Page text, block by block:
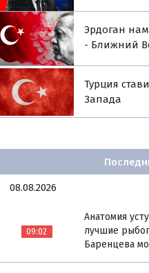
Эрдоган
- Ближний
Турция
Запада
08.08.2026
09:02
Анатомия
лучшие
Баренцева